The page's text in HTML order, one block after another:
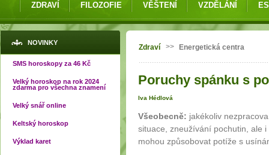
ZDRAVÍ FILOZOFIE VĚŠTENÍ VZDĚLÁNÍ
NOVINKY
SMS horoskopy za 46 Kč
Velký horoskop na rok 2024
zdarma pro všechna znamení
Velký snář online
Keltský horoskop
Výklad karet
Jste zde
Zdraví >> Energetická centra
Poruchy spánku s
Iva Hédlová
Všeobecně: jakékoliv
situace, zneužívání pochutin, ale
mohou způsobovat potíže s